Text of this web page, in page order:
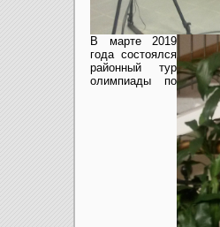
В марте 2019
года состоялся
районный тур
олимпиады по